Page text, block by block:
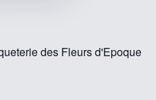
des Fleurs d'Epoque